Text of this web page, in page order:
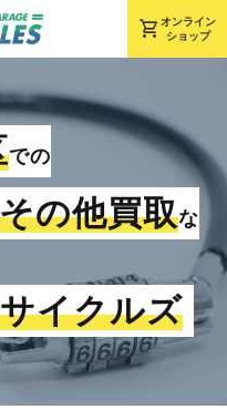
shopping_cart オンライン
ショップ
での
の他買取な
イクルズ